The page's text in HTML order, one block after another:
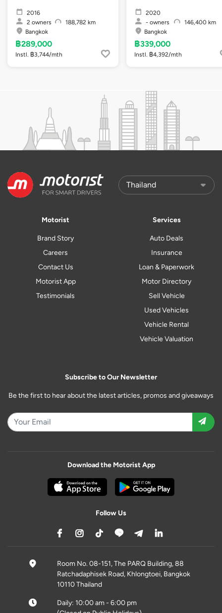
2016
2 owners
188,782 km
Bangkok
฿289,000
Instl. ฿3,744/mth
2020
- owners
146,400 km
Bangkok
฿339,000
Instl. ฿4,392/mth
Motorist
Brand Story
Careers
Contact Us
Motorist App
Testimonials
Services
Auto Deals
Insurance
Loan & Paperwork
Motor Directory
Sell Vehicle
Used Vehicles
Vehicle Rental
Vehicle Valuation
Subscribe to Our Newsletter
Be the first to hear about the latest articles, promos and giveaways
Download the Motorist App
Follow Us
Room No. 08-151, The PARQ Building, 88
Ratchadaphisek Road, Khlongtoei, Bangkok
10110 Thailand
Daily: 10:00 am - 6:00 pm